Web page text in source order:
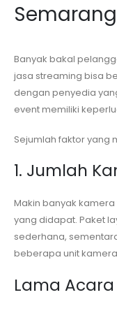
Semarang
Banyak bakal
jasa streaming bisa
dengan penyedia
event memiliki
Sejumlah faktor yang
1. Jumlah
Makin banyak
yang didapat. Paket
sederhana,
beberapa unit
Lama Acara